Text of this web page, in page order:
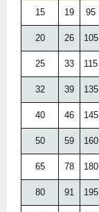
15 19 95
20 26 105
25 33 115
32 39 135
40 46 145
50 59 160
65 78 180
80 91 195